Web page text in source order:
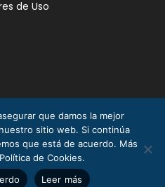
de Uso
Piqueras 2003-2013
Mili Sáhara 2025
que damos la mejor
sitio web. Si continúa
que está de acuerdo. Más
de Cookies.
Leer más